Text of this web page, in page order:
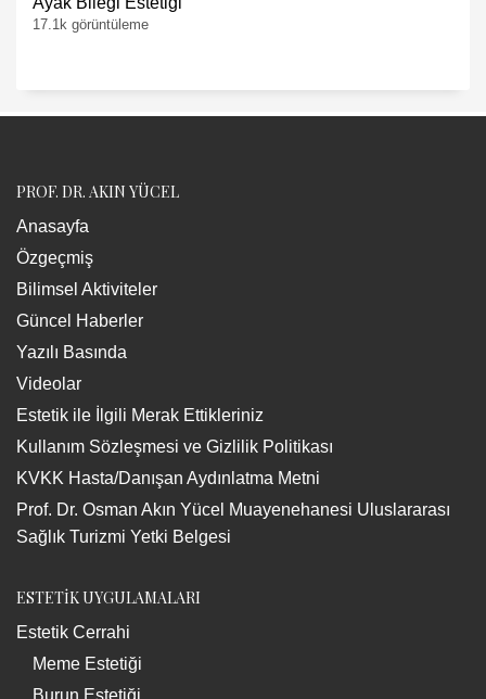
17.1k görüntüleme
PROF. DR. AKIN YÜCEL
Anasayfa
Özgeçmiş
Bilimsel Aktiviteler
Güncel Haberler
Yazılı Basında
Videolar
Estetik ile İlgili Merak Ettikleriniz
Kullanım Sözleşmesi ve Gizlilik Politikası
KVKK Hasta/Danışan Aydınlatma Metni
Prof. Dr. Osman Akın Yücel Muayenehanesi Uluslararası
Sağlık Turizmi Yetki Belgesi
ESTETİK UYGULAMALARI
Estetik Cerrahi
Meme Estetiği
Burun Estetiği